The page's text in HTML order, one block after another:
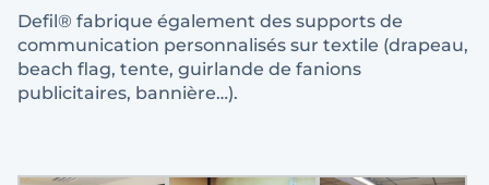
Defil® fabrique également des supports de
communication personnalisés sur textile (drapeau,
beach flag, tente, guirlande de fanions
publicitaires, bannière…).